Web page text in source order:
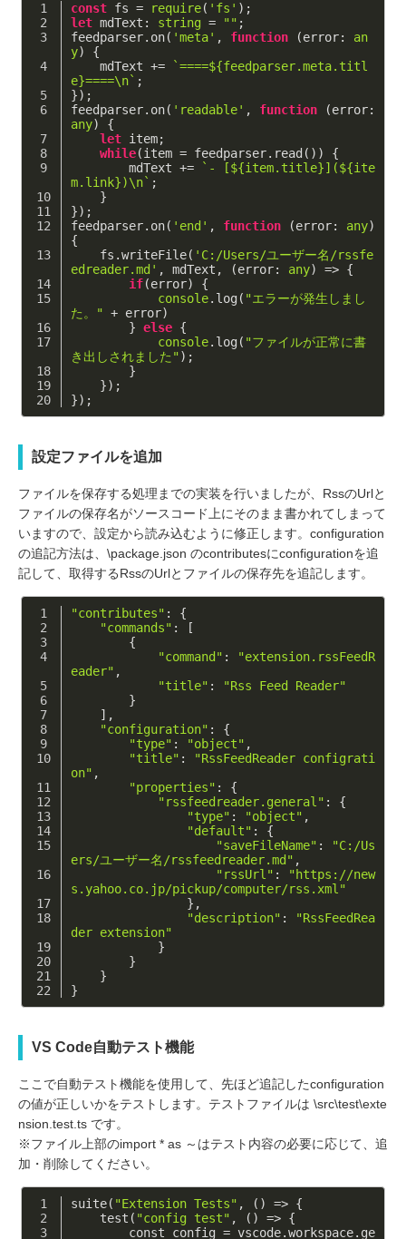
const fs = require( 'fs' );
let mdText: string = "" ;
feedparser.on( 'meta' , function (error: an
y) {
    mdText +=
`====${feedparser.meta.titl
e}====\n` ;
});
feedparser.on( 'readable' , function (
any) {
let item;
while(item = feedparser.read()) {
        mdText +=
`- [${item.title}](${ite
m.link})\n` ;
    }
});
feedparser.on( 'end' , function (error: any
{
    fs.writeFile(
'C:/Users/ユーザー名/rssfe
edreader.md' , mdText, (error: any) => {
if(error) {
console.log( "エラーが発生しまし
た。" + error)
        }
else {
console.log( "ファイルが正常に書
き出しされました");
        }
    });
});
設定ファイルを追加
ファイルを保存する処理までの実装を行いましたが、RssのUrlと
ファイルの保存名がソースコード上にそのまま書かれてしまって
いますので、設定から読み込むように修正します。configuration
の追記方法は、\package.json のcontributesにconfigurationを追
記して、取得するRssのUrlとファイルの保存先を追記します。
"contributes" : {
"commands" : [
        {
"command" :
"extension.rssFeedR
eader" ,
"title" :
"Rss Feed Reader"
        }
    ],
"configuration" : {
"type" : "object" ,
"title" :
"RssFeedReader configrati
on" ,
"properties" : {
"rssfeedreader.general" : {
"type" : "object" ,
"default" : {
"saveFileName" :
"C:/Us
ers/ユーザー名/rssfeedreader.md" ,
"rssUrl" :
"https://new
s.yahoo.co.jp/pickup/computer/rss.xml"
                },
"description" :
"RssFeedRea
der extension"
            }
        }
    }
}
VS Code自動テスト機能
ここで自動テスト機能を使用して、先ほど追記したconfiguration
の値が正しいかをテストします。テストファイルは \src\test\exte
nsion.test.ts です。
※ファイル上部のimport * as ～はテスト内容の必要に応じて、追
加・削除してください。
suite( "Extension Tests" , () => {
    test(
"config test" , () => {